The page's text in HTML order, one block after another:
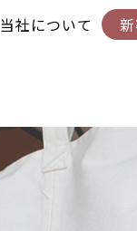
当社について